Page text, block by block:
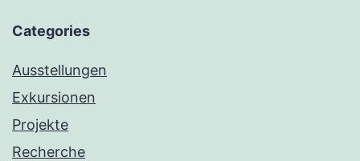
Categories
Ausstellungen
Exkursionen
Projekte
Recherche